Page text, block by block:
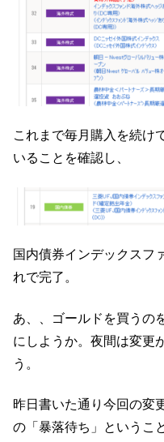
これまで毎月購入を続け
いることを確認し、
国内債券インデックスフ
れで完了。
あ、、ゴールドを買うの
にしようか。夜間は変更
う。
昨日書いた通り今回の変
の「暴落待ち」というこ